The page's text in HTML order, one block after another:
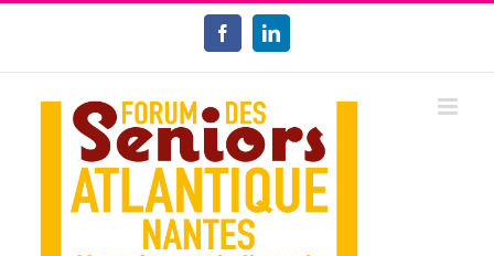
Passer
FacebookLinkedIn